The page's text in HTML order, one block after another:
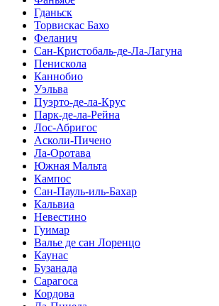
Гданьск
Торвискас Бахо
Феланич
Сан-Кристобаль-де-Ла-Лагуна
Пенискола
Каннобио
Уэльва
Пуэрто-де-ла-Крус
Парк-де-ла-Рейна
Лос-Абригос
Асколи-Пичено
Ла-Оротава
Южная Мальта
Кампос
Сан-Пауль-иль-Бахар
Кальвиа
Невестино
Гуимар
Валье де сан Лоренцо
Каунас
Бузанада
Сарагоса
Кордова